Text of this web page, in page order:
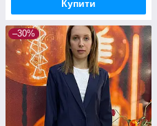
Купити
–30%